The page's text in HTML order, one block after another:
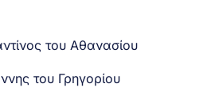
του Αθανασίου
του Γρηγορίου